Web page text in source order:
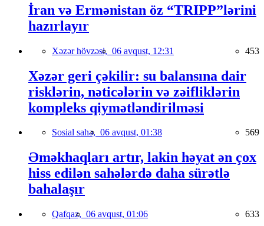
İran və Ermənistan öz “TRIPP”lərini
hazırlayır
Xəzər hövzəsi, 06 avqust, 12:31 453
Xəzər geri çəkilir: su balansına dair
risklərin, nəticələrin və zəifliklərin
kompleks qiymətləndirilməsi
Sosial sahə, 06 avqust, 01:38 569
Əməkhaqları artır, lakin həyat ən çox
hiss edilən sahələrdə daha sürətlə
bahalaşır
Qafqaz, 06 avqust, 01:06 633